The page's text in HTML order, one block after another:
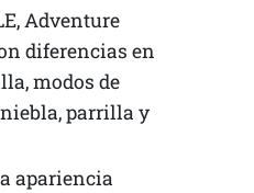
Adventure
diferencias en
modos de
parrilla y
apariencia